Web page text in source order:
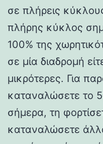
σε πλήρεις
πλήρης κύκλος
100% της
σε μία διαδρομή
μικρότερες. Για
καταναλώσετε το
σήμερα, τη
καταναλώσετε